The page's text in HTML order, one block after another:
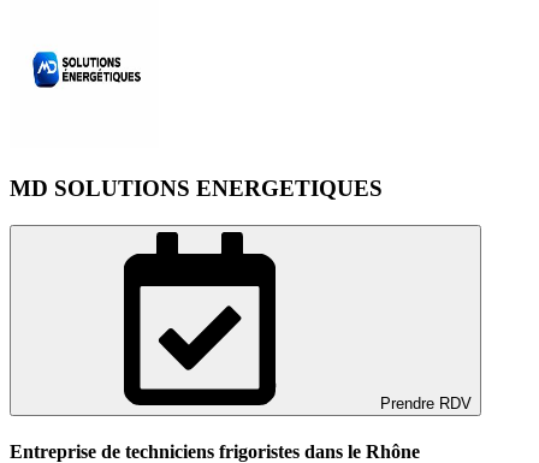
MD SOLUTIONS ENERGETIQUES
Prendre RDV
Entreprise de techniciens frigoristes dans le Rhône